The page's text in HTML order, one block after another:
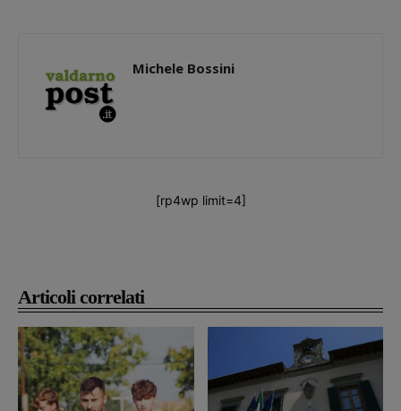
Articoli correlati
Michele Bossini
[rp4wp limit=4]